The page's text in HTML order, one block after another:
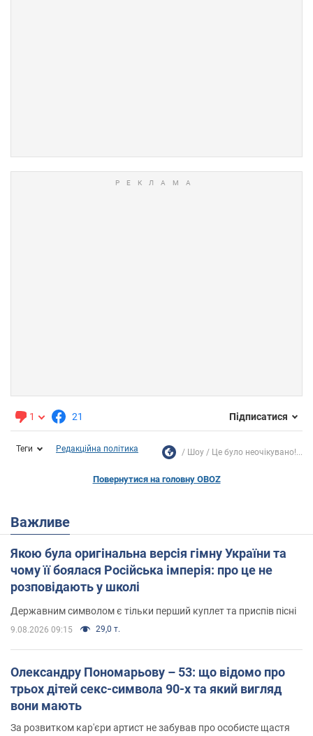
1 21 Підписатися
Теги Редакційна політика Шоу Це було неочікувано!...
Повернутися на головну OBOZ
Важливе
Якою була оригінальна версія гімну України та
чому її боялася Російська імперія: про це не
розповідають у школі
Державним символом є тільки перший куплет та приспів пісні
9.08.2026 09:15 29,0 т.
Олександру Пономарьову – 53: що відомо про
трьох дітей секс-символа 90-х та який вигляд
вони мають
За розвитком кар'єри артист не забував про особисте щастя